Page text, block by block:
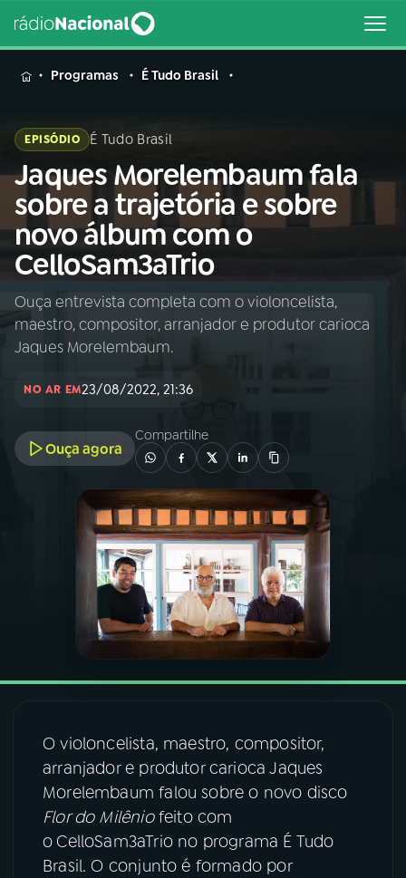
MENU
Buscar
na
Rádio
Nacional
Buscar
AO VIVO
01INÍCIO
02A RÁDIO
03PROGRAMAÇÃO
PROGRAMAS
PODCASTS
VIDEOCASTS
07ÚLTIMAS
08FESTIVAL DE MÚSICA
YouTube Facebook
Programas É Tudo Brasil
EPISÓDIO É Tudo Brasil
Jaques Morelembaum fala
sobre a trajetória e sobre
novo álbum com o
CelloSam3aTrio
Ouça entrevista completa com o violoncelista,
maestro, compositor, arranjador e produtor carioca
Jaques Morelembaum.
NO AR EM23/08/2022, 21:36
Ouça agora
Compartilhe
O violoncelista, maestro, compositor,
arranjador e produtor carioca Jaques
Morelembaum falou sobre o novo disco
Flor do Milêniofeito com
o CelloSam3aTrio no programa É Tudo
Brasil. O conjunto é formado por